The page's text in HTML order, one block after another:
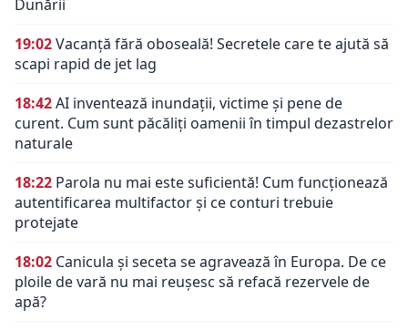
Dunării
19:02Vacanță fără oboseală! Secretele care te ajută să
scapi rapid de jet lag
18:42AI inventează inundații, victime și pene de
curent. Cum sunt păcăliți oamenii în timpul dezastrelor
naturale
18:22 Parola nu mai este suficientă! Cum funcționează
autentificarea multifactor și ce conturi trebuie
protejate
18:02 Canicula și seceta se agravează în Europa. De ce
ploile de vară nu mai reușesc să refacă rezervele de
apă?